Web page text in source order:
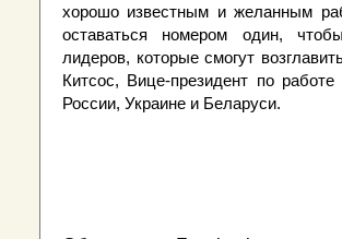
хорошо известным и желанным
оставаться номером один,
лидеров, которые смогут
Китсос, Вице-президент по
России, Украине и Беларуси.